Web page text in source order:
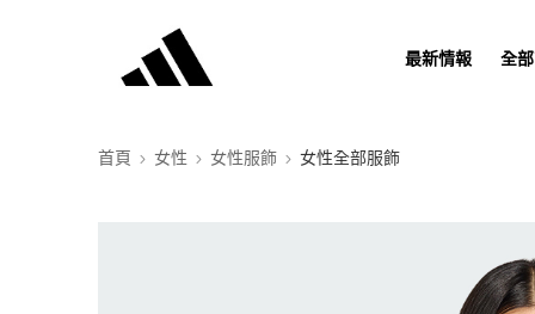
最新情報 全
首頁 女性 女性服飾 女性全部服飾